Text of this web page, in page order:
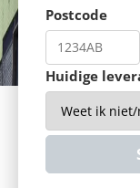
Postcode
Huidige